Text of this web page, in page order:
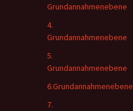
Grundannahmenebene
4.
Grundannahmenebene
5.
Grundannahmenebene
6.Grundannahmenebene
7.